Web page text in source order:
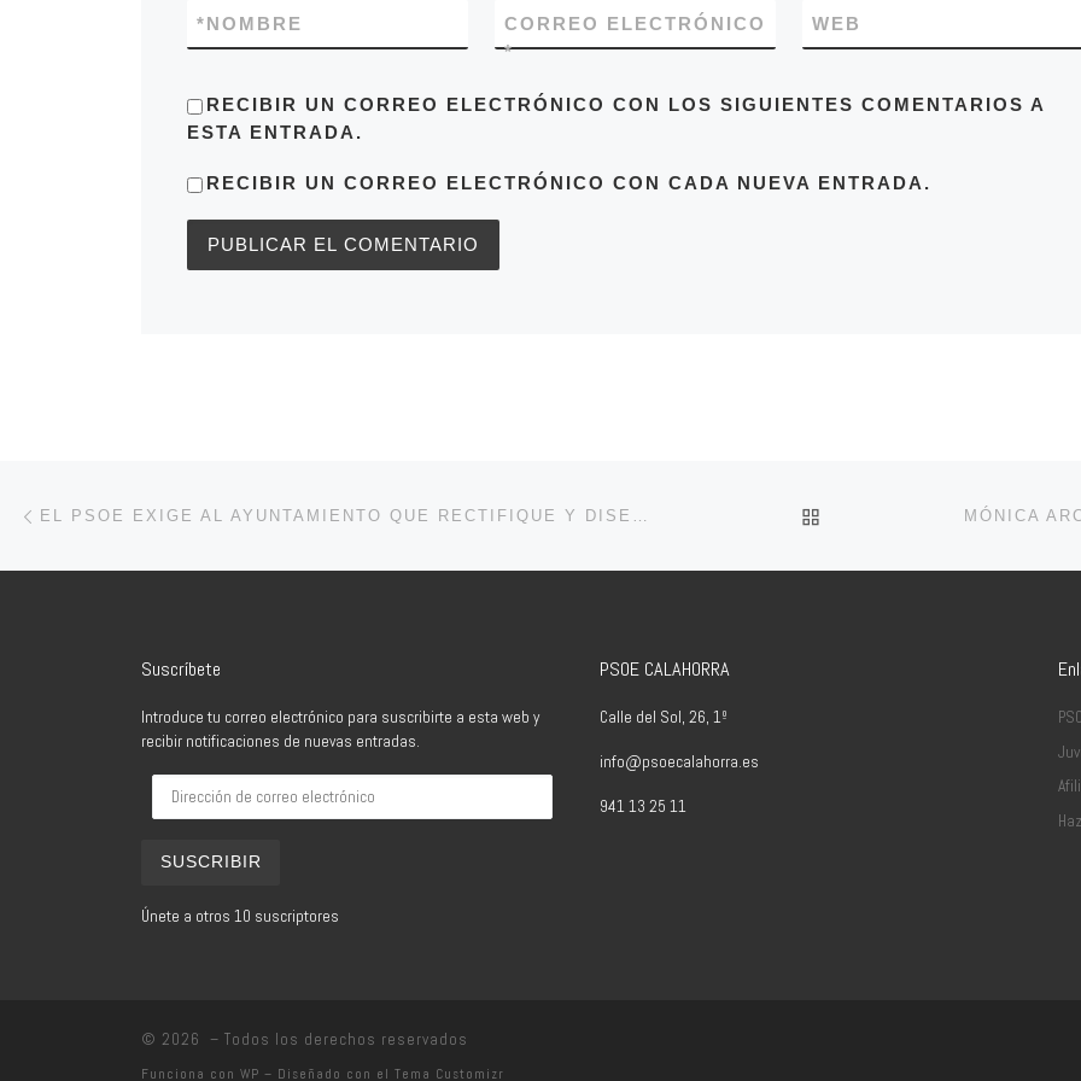
NOMBRE
*
CORREO ELECTRÓNICO
*
WEB
RECIBIR UN CORREO ELECTRÓNICO CON LOS SIGUIENTES COMENTARIOS A
ESTA ENTRADA.
RECIBIR UN CORREO ELECTRÓNICO CON CADA NUEVA ENTRADA.
Navegación de entradas EL PSOE EXIGE AL AYUNTAMIENTO QUE RECTIFIQUE Y DISEÑE UNA RUTA ALTERNATIVA DEL AUTOBÚS URBANO HASTA EL CENTRO DE SALUD VOLVER A LA LISTA DE
Suscríbete
Introduce tu correo electrónico para suscribirte a esta web y
recibir notificaciones de nuevas entradas.
SUSCRIBIR
Únete a otros 10 suscriptores
PSOE CALAHORRA
Calle del Sol, 26, 1º
info@psoecalahorra.es
941 13 25 11
© 2026 – Todos los derechos reservados
Funciona con WP – Diseñado con el Tema Customizr